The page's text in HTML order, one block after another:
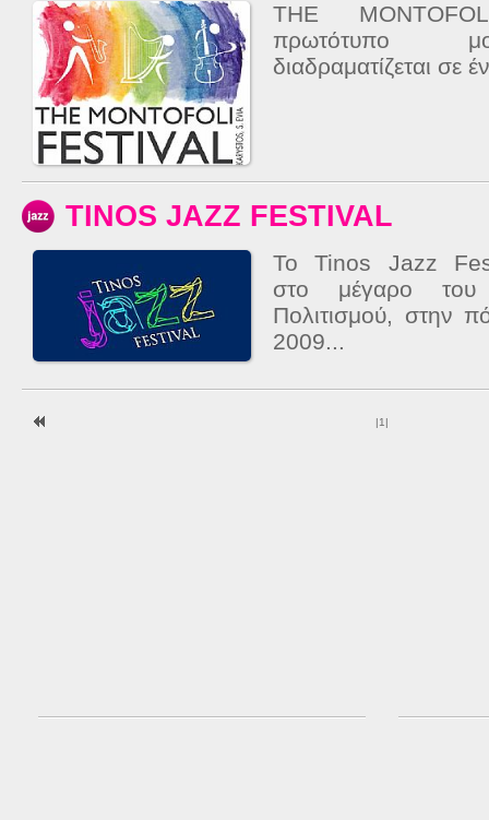
THE
πρωτότυπο
διαδραματίζεται σε
TINOS JAZZ FESTIVAL
Το Tinos Jazz
στο μέγαρο του
Πολιτισμού, στην
2009...
1